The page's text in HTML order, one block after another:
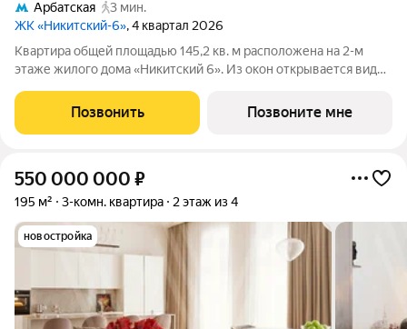
Арбатская
3 мин.
ЖК «Никитский-6», 4 квартал 2026
Квартира общей площадью 145,2 кв. м расположена на 2-м
этаже жилого дома «Никитский 6». Из окон открывается вид
Центральный Дом журналиста. Планировочное решение
включает панорамную
Позвонить Позвоните мне
550 000 000 ₽
195 м² 3-комн. квартира 2 этаж из 4
новостройка